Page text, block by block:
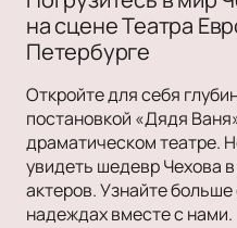
на сцене Театра
Петербурге
Откройте для себя
постановкой «Дядя
драматическом театре.
увидеть шедевр Чехова
актеров. Узнайте
надеждах вместе с нами.